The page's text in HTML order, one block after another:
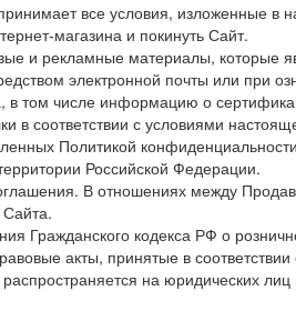
все условия, изложенные
магазина и покинуть Сайт.
и рекламные материалы,
электронной почты или
том числе информацию о
соответствии с условиями
Политикой
Российской Федерации.
В отношениях между
кодекса РФ о
акты, принятые в соответствии
на юридических